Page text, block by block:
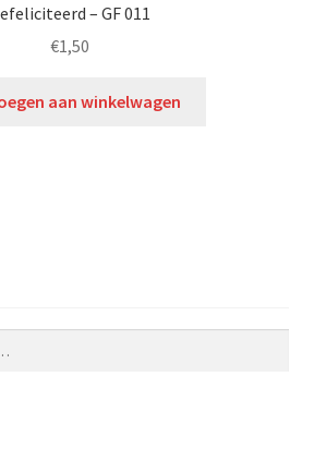
– GF 011
€1,50
aan winkelwagen